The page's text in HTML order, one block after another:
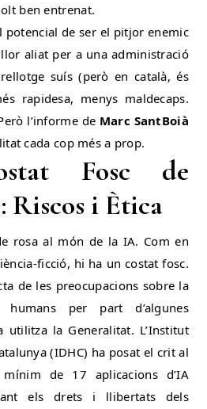
ben entrenat.
potencial de ser el pitjor enemic
aliat per a una administració
suís (però en català, és
rapidesa, menys maldecaps.
l’informe de Marc SantBoià
cada cop més a prop.
Fosc de
Riscos i Ètica
rosa al món de la IA. Com en
ficció, hi ha un costat fosc.
de les preocupacions sobre la
per part d’algunes
utilitza la Generalitat. L’Institut
(IDHC) ha posat el crit al
de 17 aplicacions d’IA
els drets i llibertats dels